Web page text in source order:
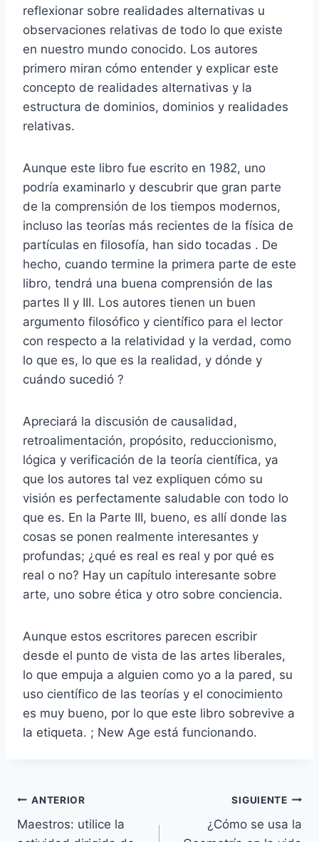
reflexionar sobre realidades alternativas u
observaciones relativas de todo lo que existe
en nuestro mundo conocido. Los autores
primero miran cómo entender y explicar este
concepto de realidades alternativas y la
estructura de dominios, dominios y realidades
relativas.
Aunque este libro fue escrito en 1982, uno
podría examinarlo y descubrir que gran parte
de la comprensión de los tiempos modernos,
incluso las teorías más recientes de la física de
partículas en filosofía, han sido tocadas . De
hecho, cuando termine la primera parte de este
libro, tendrá una buena comprensión de las
partes II y III. Los autores tienen un buen
argumento filosófico y científico para el lector
con respecto a la relatividad y la verdad, como
lo que es, lo que es la realidad, y dónde y
cuándo sucedió ?
Apreciará la discusión de causalidad,
retroalimentación, propósito, reduccionismo,
lógica y verificación de la teoría científica, ya
que los autores tal vez expliquen cómo su
visión es perfectamente saludable con todo lo
que es. En la Parte III, bueno, es allí donde las
cosas se ponen realmente interesantes y
profundas; ¿qué es real es real y por qué es
real o no? Hay un capítulo interesante sobre
arte, uno sobre ética y otro sobre conciencia.
Aunque estos escritores parecen escribir
desde el punto de vista de las artes liberales,
lo que empuja a alguien como yo a la pared, su
uso científico de las teorías y el conocimiento
es muy bueno, por lo que este libro sobrevive a
la etiqueta. ; New Age está funcionando.
Navegación
de
ANTERIOR
Maestros: utilice la
SIGUIENTE
¿Cómo se usa la